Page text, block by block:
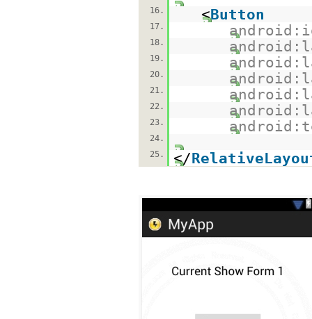
16.
<Button
17.
18.
19.
20.
21.
22.
23.
24.
25.
</